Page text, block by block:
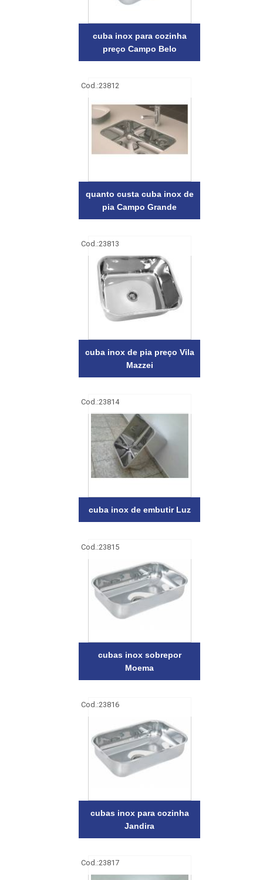
cuba inox para cozinha
preço Campo Belo
Cod.:23812
quanto custa cuba inox de
pia Campo Grande
Cod.:23813
cuba inox de pia preço Vila
Mazzei
Cod.:23814
cuba inox de embutir Luz
Cod.:23815
cubas inox sobrepor
Moema
Cod.:23816
cubas inox para cozinha
Jandira
Cod.:23817